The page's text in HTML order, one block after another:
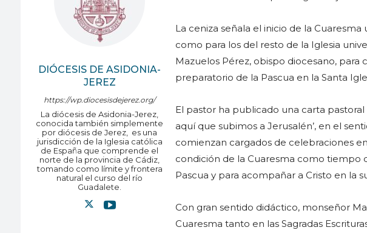
DIÓCESIS DE ASIDONIA-
JEREZ
https://wp.diocesisdejerez.org/
La diócesis de Asidonia-Jerez,
conocida también simplemente
por diócesis de Jerez, ​ es una
jurisdicción de la Iglesia católica
de España que comprende el
norte de la provincia de Cádiz,
tomando como límite y frontera
natural el curso del río
Guadalete.
La ceniza señala el inicio de la
como para los del resto de la Iglesia
Mazuelos Pérez, obispo diocesano,
preparatorio de la Pascua en la Santa
El pastor ha publicado una carta
aquí que subimos a Jerusalén’, en el
comienzan cargados de celebraciones
condición de la Cuaresma como tiempo
Pascua y para acompañar a Cristo en la
Con gran sentido didáctico, monseñor
Cuaresma tanto en las Sagradas